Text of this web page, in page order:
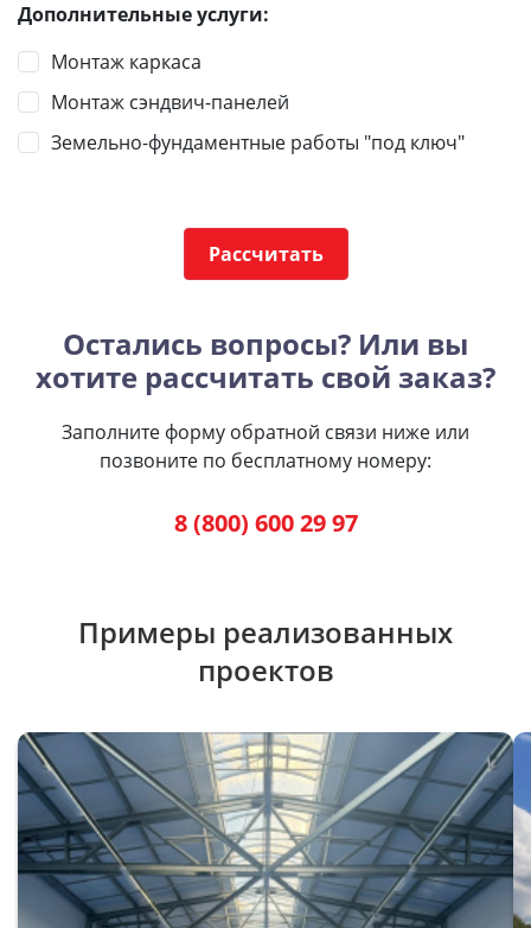
Дополнительные услуги:
Монтаж каркаса
Монтаж сэндвич-панелей
Земельно-фундаментные работы "под ключ"
Рассчитать
Остались вопросы? Или вы
хотите рассчитать свой заказ?
Заполните форму обратной связи ниже или
позвоните по бесплатному номеру:
8 (800) 600 29 97
Примеры реализованных
проектов